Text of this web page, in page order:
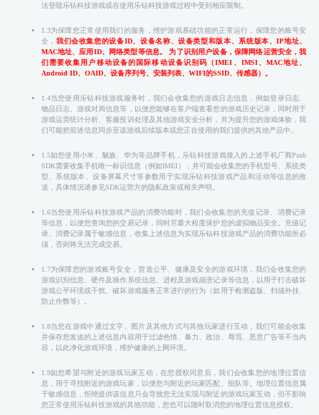
法登陆乐钻科技游戏或在使用乐钻科技游戏过程中受到相应限制。
1.3为保障您正常使用我们的服务，维护游戏基础功能的正常运行，保障您的账号安
全， 我们会收集您的设备ID、设备名称、设备类型和版本、系统版本、IP地址、
MAC地址、应用ID、网络类型等信息。 为了识别用户设备，保障网络运营安全，我
们需要收集用户移动设备的国际移动设备识别码（IMEI、IMSI、MAC地址、
Android ID、OAID、设备序列号、安装列表、WIFI的SSID、传感器）。
1.4当您使用乐钻科技游戏服务时，我们会收集您的游戏日志信息，例如登录日志、
物品日志、游戏对局信息等，以便您能够在客户端查看您的游戏历史记录，同时用于
游戏运营统计分析、客服投诉处理及其他游戏安全分析，并为提升您的游戏体验，我
们可能把前述信息同步至该游戏后续版本或您正在使用的我们提供的其他产品中。
1.5如您使用小米、魅族、华为等品牌手机，乐钻科技游戏接入的上述手机厂商Push
SDK需要收集手机唯一标识信息（例如IMEI），并可能会收集您的手机型号、系统类
型、系统版本、设备屏幕尺寸等参数用于实现乐钻科技游戏产品和活动等信息的推
送，具体情况请参见SDK运营方的隐私政策或相关声明。
1.6当您使用乐钻科技游戏产品的消费功能时，我们会收集您的充值记录、消费记录
等信息，以便您查询您的交易记录，同时尽最大程度保护您的虚拟物品安全。充值记
录、消费记录属于敏感信息，收集上述信息为实现乐钻科技游戏产品的消费功能所必
须，否则将无法完成交易。
1.7为保障您的游戏账号安全，营造公平、健康及安全的游戏环境，我们会收集您的
游戏识别信息、硬件及操作系统信息、进程及游戏崩溃记录等信息，以用于打击破坏
游戏公平环境或干扰、破坏游戏服务正常进行的行为（如用于检测盗版、扫描外挂、
防止作弊等）。
1.8当您在游戏中通过文字、图片及其他方式与其他玩家进行互动，我们可能会收集
并保存您发送的上述信息内容用于过滤色情、暴力、政治、辱骂、恶意广告等不当内
容，以此净化游戏环境，维护健康的上网环境。
1.9如您希望与附近的游戏玩家互动，在您授权同意后，我们会收集您的地理位置信
息，用于寻找附近的游戏玩家，以便您与附近的玩家匹配、组队等。地理位置信息属
于敏感信息，拒绝提供该信息只会导致您无法实现与附近的游戏玩家互动，但不影响
您正常使用乐钻科技游戏的其他功能，您也可以随时取消您的地理位置信息授权。